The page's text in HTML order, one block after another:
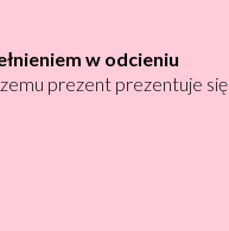
w odcieniu
prezent prezentuje się